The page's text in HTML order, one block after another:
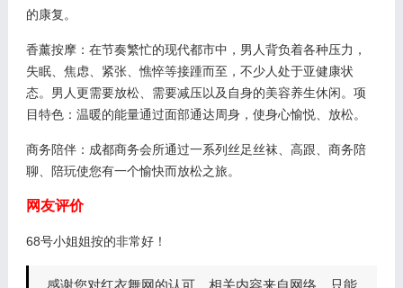
的康复。
香薰按摩：在节奏繁忙的现代都市中，男人背负着各种压力，
失眠、焦虑、紧张、憔悴等接踵而至，不少人处于亚健康状
态。男人更需要放松、需要减压以及自身的美容养生休闲。项
目特色：温暖的能量通过面部通达周身，使身心愉悦、放松。
商务陪伴：成都商务会所通过一系列丝足丝袜、高跟、商务陪
聊、陪玩使您有一个愉快而放松之旅。
网友评价
68号小姐姐按的非常好！
感谢您对红衣舞网的认可，相关内容来自网络，只能